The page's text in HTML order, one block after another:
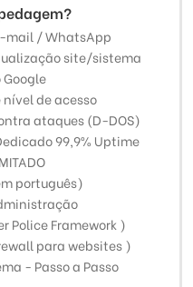
mail / WhatsApp
site/sistema
de acesso
ataques (D-DOS)
99,9% Uptime
português)
Police Framework )
para websites )
- Passo a Passo